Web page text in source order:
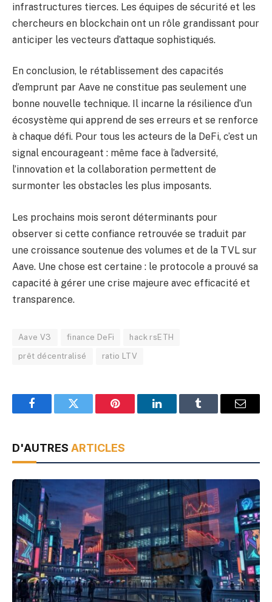
infrastructures tierces. Les équipes de sécurité et les
chercheurs en blockchain ont un rôle grandissant pour
anticiper les vecteurs d’attaque sophistiqués.
En conclusion, le rétablissement des capacités
d’emprunt par Aave ne constitue pas seulement une
bonne nouvelle technique. Il incarne la résilience d’un
écosystème qui apprend de ses erreurs et se renforce
à chaque défi. Pour tous les acteurs de la DeFi, c’est un
signal encourageant : même face à l’adversité,
l’innovation et la collaboration permettent de
surmonter les obstacles les plus imposants.
Les prochains mois seront déterminants pour
observer si cette confiance retrouvée se traduit par
une croissance soutenue des volumes et de la TVL sur
Aave. Une chose est certaine : le protocole a prouvé sa
capacité à gérer une crise majeure avec efficacité et
transparence.
Aave V3 finance DeFi hack rsETH
prêt décentralisé ratio LTV
FacebookTwitter Pinterest LinkedInTumblr Email
D'AUTRES ARTICLES